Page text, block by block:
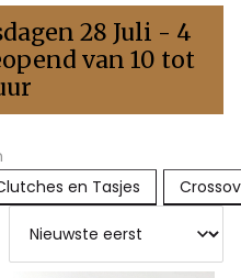
28 Juli - 4
van 10 tot
en Tasjes